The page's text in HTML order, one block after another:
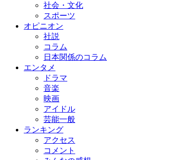
社会・文化
スポーツ
オピニオン
社説
コラム
日本関係のコラム
エンタメ
ドラマ
音楽
映画
アイドル
芸能一般
ランキング
アクセス
コメント